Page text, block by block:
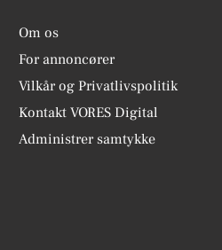
Om os
For annoncører
Vilkår og Privatlivspolitik
Kontakt VORES Digital
Administrer samtykke